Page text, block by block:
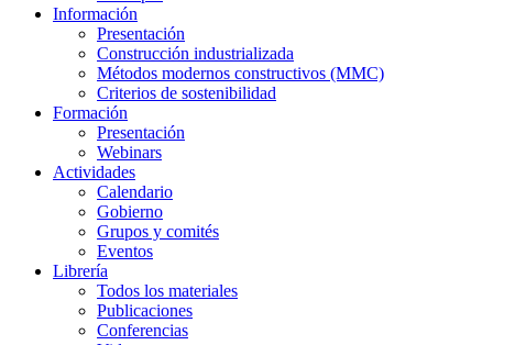
Información
Presentación
Construcción industrializada
Métodos modernos constructivos (MMC)
Criterios de sostenibilidad
Formación
Presentación
Webinars
Actividades
Calendario
Gobierno
Grupos y comités
Eventos
Librería
Todos los materiales
Publicaciones
Conferencias